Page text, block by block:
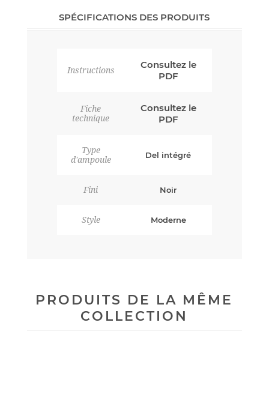
SPÉCIFICATIONS DES PRODUITS
Instructions
Consultez le
PDF
Fiche
technique
Consultez le
PDF
Type
d'ampoule
Del intégré
Fini Noir
Style Moderne
PRODUITS DE LA MÊME
COLLECTION